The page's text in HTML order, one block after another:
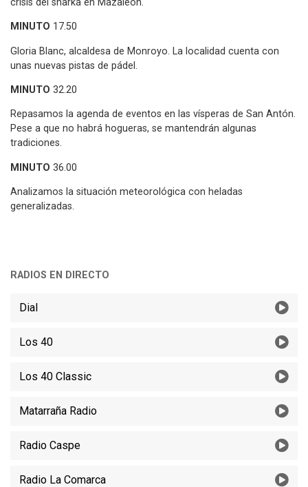
MINUTO 17.50
Gloria Blanc, alcaldesa de Monroyo. La localidad cuenta con
unas nuevas pistas de pádel.
MINUTO 32.20
Repasamos la agenda de eventos en las vísperas de San Antón.
Pese a que no habrá hogueras, se mantendrán algunas
tradiciones.
MINUTO 36.00
Analizamos la situación meteorológica con heladas
generalizadas.
RADIOS EN DIRECTO
Dial
Los 40
Los 40 Classic
Matarraña Radio
Radio Caspe
Radio La Comarca